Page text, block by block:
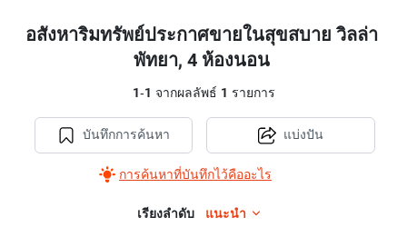
อสังหาริมทรัพย์ประกาศขายในสุขสบาย วิลล่า
พัทยา, 4 ห้องนอน
1-1 จากผลลัพธ์ 1 รายการ
บันทึกการค้นหา
การค้นหาที่บันทึกไว้คืออะไร
แบ่งปัน
เรียงลำดับ แนะนำ